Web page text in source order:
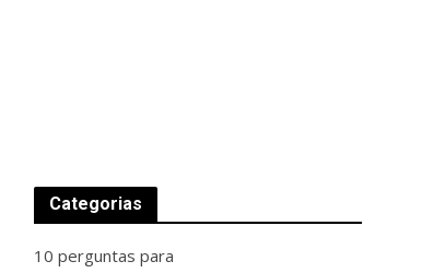
Categorias
10 perguntas para